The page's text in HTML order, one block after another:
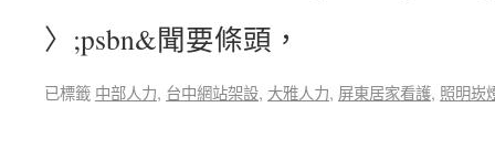
〉;psbn&聞要條頭，
已標籤 中部人力, 台中網站架設, 大雅人力, 屏東居家看護, 照明崁